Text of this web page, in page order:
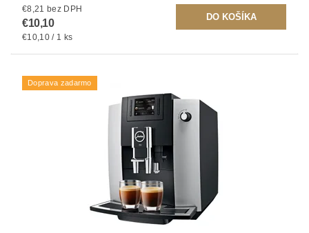
€8,21 bez DPH
€10,10
€10,10 / 1 ks
Doprava zadarmo